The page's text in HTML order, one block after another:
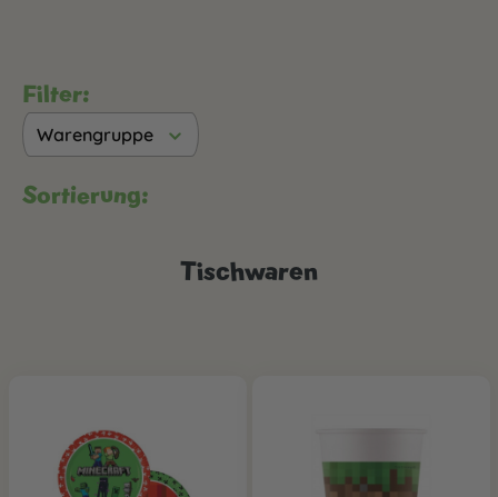
Filter:
Warengruppe
Sortierung:
Tischwaren